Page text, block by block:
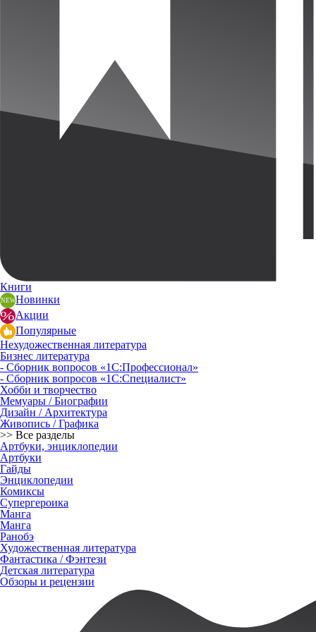
Книги
Новинки
Акции
Популярные
Нехудожественная литература
Бизнес литература
- Сборник вопросов «1С:Профессионал»
- Сборник вопросов «1С:Специалист»
Хобби и творчество
Мемуары / Биографии
Дизайн / Архитектура
Живопись / Графика
>> Все разделы
Артбуки, энциклопедии
Артбуки
Гайды
Энциклопедии
Комиксы
Супергероика
Манга
Манга
Ранобэ
Художественная литература
Фантастика / Фэнтези
Детская литература
Обзоры и рецензии